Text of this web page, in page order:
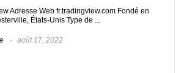
Adresse Web fr.tradingview.com Fondé en
États-Unis Type de ...
août 17, 2022